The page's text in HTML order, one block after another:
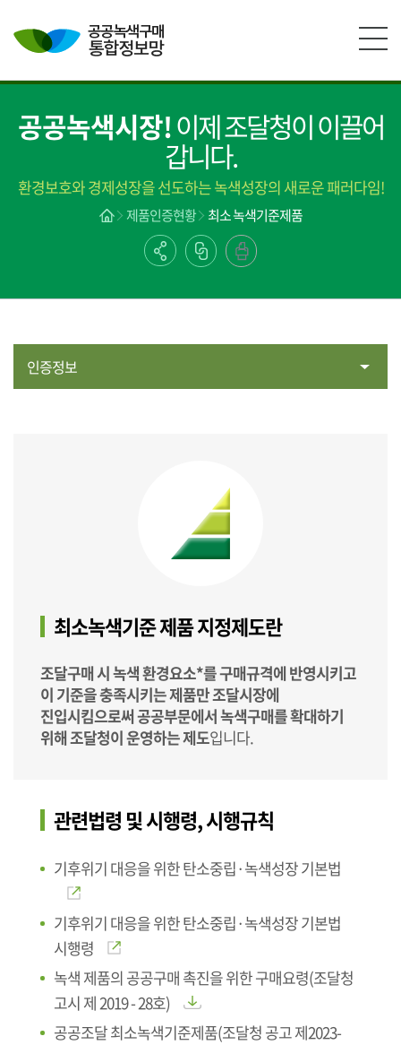
공공녹색시장!이제 조달청이 이끌어
갑니다.
환경보호와 경제성장을 선도하는 녹색성장의 새로운 패러다임!
제품인증현황 최소 녹색기준제품
인증정보
최소녹색기준 제품 지정제도란
조달구매 시 녹색 환경요소*를 구매규격에 반영시키고
이 기준을 충족시키는 제품만 조달시장에
진입시킴으로써 공공부문에서 녹색구매를 확대하기
위해 조달청이 운영하는 제도입니다.
관련법령 및 시행령, 시행규칙
기후위기 대응을 위한 탄소중립·녹색성장 기본법
기후위기 대응을 위한 탄소중립·녹색성장 기본법
시행령
녹색 제품의 공공구매 촉진을 위한 구매요령(조달청
고시 제 2019 - 28호)
공공조달 최소녹색기준제품(조달청 공고 제2023-